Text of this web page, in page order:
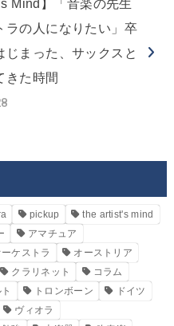
Mind】「音楽の先生
ラの人になりたい」卒
じまった、サックスと
きた時間
pickup
the artist's mind
アマチュア
ーケストラ
オーストリア
クラリネット
コラム
トロンボーン
ドイツ
ヴィオラ